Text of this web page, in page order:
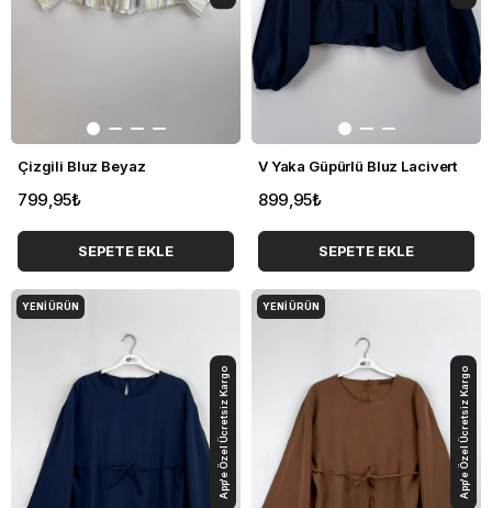
Çizgili Bluz Beyaz
799,95₺
SEPETE EKLE
V Yaka Güpürlü Bluz Lacivert
899,95₺
SEPETE EKLE
YENI ÜRÜN
App'e Özel Ücretsiz Kargo
YENI ÜRÜN
App'e Özel Ücretsiz Kargo